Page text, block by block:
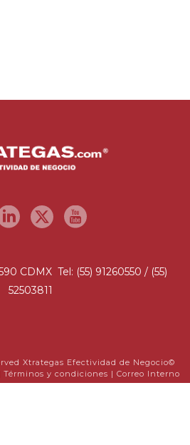
CDMX Tel: (55) 91260550 / (55)
52503811
Xtrategas Efectividad de Negocio©
Términos y condiciones | Correo Interno